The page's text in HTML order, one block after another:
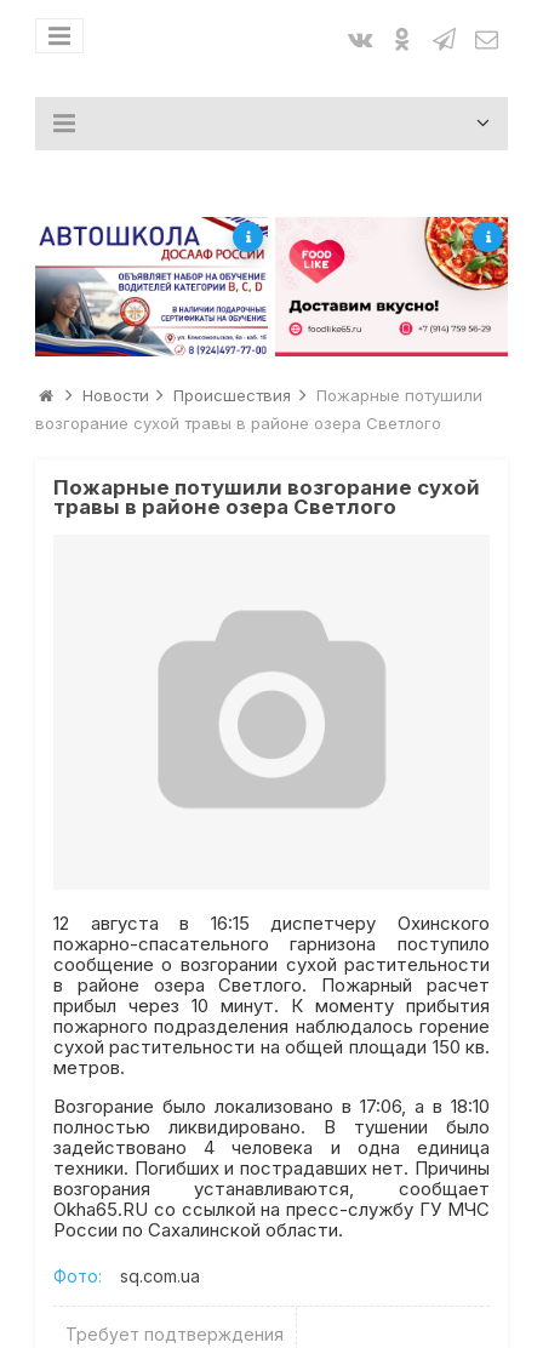
Новости Происшествия
Пожарные потушили
возгорание сухой травы в районе озера Светлого
Пожарные потушили возгорание сухой
травы в районе озера Светлого
12 августа в 16:15 диспетчеру Охинского
пожарно-спасательного гарнизона поступило
сообщение о возгорании сухой растительности
в районе озера Светлого. Пожарный расчет
прибыл через 10 минут. К моменту прибытия
пожарного подразделения наблюдалось горение
сухой растительности на общей площади 150 кв.
метров.
Возгорание было локализовано в 17:06, а в 18:10
полностью ликвидировано. В тушении было
задействовано 4 человека и одна единица
техники. Погибших и пострадавших нет. Причины
возгорания устанавливаются, сообщает
Okha65.RU со ссылкой на пресс-службу ГУ МЧС
России по Сахалинской области.
Фото: sq.com.ua
Требует подтверждения